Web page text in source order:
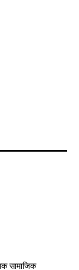
सामाजिक